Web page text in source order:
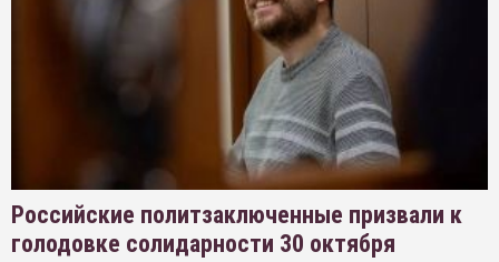
Российские политзаключенные призвали к
голодовке солидарности 30 октября